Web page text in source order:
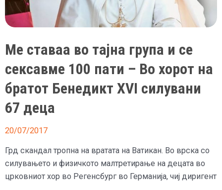
Ме ставаа во тајна група и се
сексавме 100 пати – Во хорот на
братот Бенедикт XVI силувани
67 деца
20/07/2017
Грд скандал тропна на вратата на Ватикан. Во врска со
силувањето и физичкото малтретирање на децата во
црковниот хор во Регенсбург во Германија, чиј диригент